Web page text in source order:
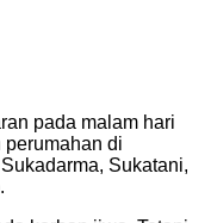
pada malam hari
di
Sukatani,